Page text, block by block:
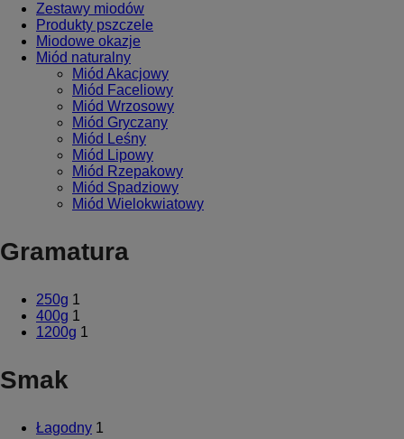
Zestawy miodów
Produkty pszczele
Miodowe okazje
Miód naturalny
Miód Akacjowy
Miód Faceliowy
Miód Wrzosowy
Miód Gryczany
Miód Leśny
Miód Lipowy
Miód Rzepakowy
Miód Spadziowy
Miód Wielokwiatowy
Gramatura
250g 1
400g 1
1200g 1
Smak
Łagodny 1